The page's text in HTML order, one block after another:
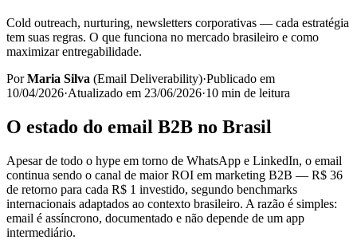
Cold outreach, nurturing, newsletters corporativas — cada estratégia
tem suas regras. O que funciona no mercado brasileiro e como
maximizar entregabilidade.
Por Maria Silva (Email Deliverability)·Publicado em
10/04/2026·Atualizado em 23/06/2026·10 min de leitura
O estado do email B2B no Brasil
Apesar de todo o hype em torno de WhatsApp e LinkedIn, o email
continua sendo o canal de maior ROI em marketing B2B — R$ 36
de retorno para cada R$ 1 investido, segundo benchmarks
internacionais adaptados ao contexto brasileiro. A razão é simples:
email é assíncrono, documentado e não depende de um app
intermediário.